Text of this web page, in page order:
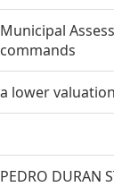
Municipal
commands
a lower
PEDRO DURAN